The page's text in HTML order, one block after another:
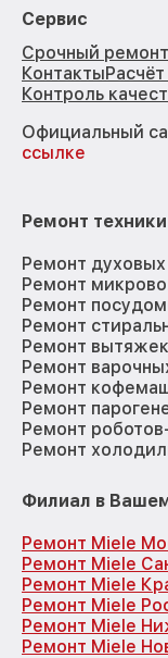
Сервис
Срочный ремонт
Контакты
Контроль
Официальный
ссылке
Ремонт техники
Ремонт
Ремонт
Ремонт
Ремонт
Ремонт вытяжек
Ремонт
Ремонт
Ремонт
Ремонт
Ремонт
Филиал в
Ремонт Miele
Ремонт Miele
Ремонт Miele
Ремонт Miele
Ремонт Miele
Ремонт Miele